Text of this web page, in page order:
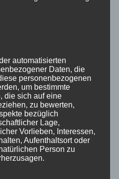
mehr Schnee
macht es den Tieren
Natur, da herrscht halt
Warten wir ab,
für die Tiere das
automatisierten
Daten, die
personenbezogenen
um bestimmte
die sich auf eine
zu bewerten,
bezüglich
Lage,
Vorlieben, Interessen,
Aufenthaltsort oder
Person zu